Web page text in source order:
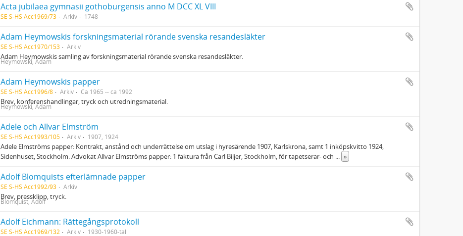
Acta jubilaea gymnasii gothoburgensis anno M DCC XL VIII
SE S-HS Acc1969/73 Arkiv 1748
Adam Heymowskis forskningsmaterial rörande svenska resandesläkter
SE S-HS Acc1970/153 Arkiv
Adam Heymowskis samling av forskningsmaterial rörande svenska resandesläkter.
Heymowski, Adam
Adam Heymowskis papper
SE S-HS Acc1996/8 Arkiv Ca 1965 -- ca 1992
Brev, konferenshandlingar, tryck och utredningsmaterial.
Heymowski, Adam
Adele och Allvar Elmström
SE S-HS Acc1993/105 Arkiv 1907, 1924
Adele Elmströms papper: Kontrakt, anstånd och underrättelse om utslag i hyresärende 1907, Karlskrona, samt 1 inköpskvitto 1924,
Sidenhuset, Stockholm. Advokat Allvar Elmströms papper: 1 faktura från Carl Biljer, Stockholm, för tapetserar- och
»
Adolf Blomquists efterlämnade papper
SE S-HS Acc1992/93 Arkiv
Brev, pressklipp, tryck.
Blomquist, Adolf
Adolf Eichmann: Rättegångsprotokoll
SE S-HS Acc1969/132 Arkiv 1930-1960-tal